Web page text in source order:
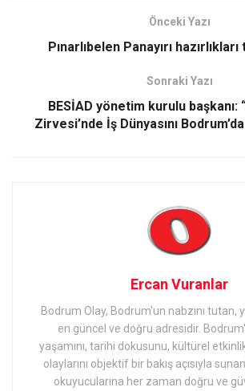
Önceki Yazı
Pınarlıbelen Panayırı
Sonraki Yazı
BESİAD yönetim kurulu başkanı:
Zirvesi’nde İş Dünyasını
Ercan Vuranlar
Bodrum Olay, Bodrum'un nabzını tutan,
en güncel ve doğru adresidir.
yaşamını, tarihi dokusunu, kültürel
olaylarını objektif bir bakış açısıyla
okuyucularına her zaman doğru ve